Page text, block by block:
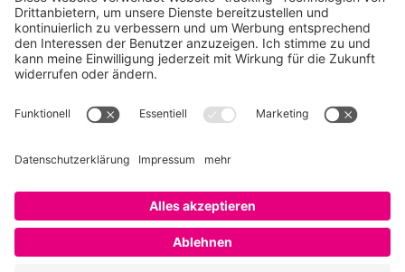
Impressum
Impressum
Cookie-Richtlinie (EU)